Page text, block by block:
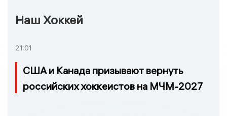
Наш Хоккей
21:01
США и Канада призывают вернуть
российских хоккеистов на МЧМ-2027